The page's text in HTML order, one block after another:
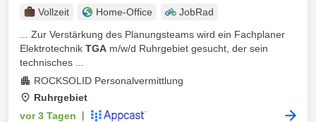
Vollzeit Home-Office
JobRad
... Zur Verstärkung des Planungsteams wird ein Fachplaner
Elektrotechnik TGA m/w/d Ruhrgebiet gesucht, der sein
technisches ...
ROCKSOLID Personalvermittlung
Ruhrgebiet
vor 3 Tagen